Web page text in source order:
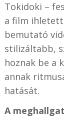
Tokidoki –
a film
bemutató
stilizáltabb,
hoznak be a
annak
hatását.
A